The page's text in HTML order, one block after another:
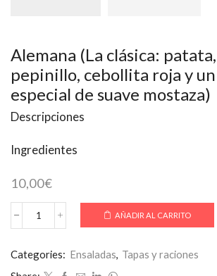
Alemana (La clásica:
pepinillo, cebollita roja y
especial de suave mostaza)
Descripciones
Ingredientes
10,00€
Alemana
patata,
salchicha,
AÑADIR AL CARRITO
Categories: Ensaladas Tapas y raciones